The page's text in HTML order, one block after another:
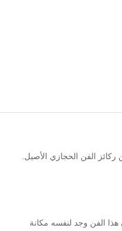
الفن الحجازي الأصيل.
هذا الفن وجد لنفسه مكانة